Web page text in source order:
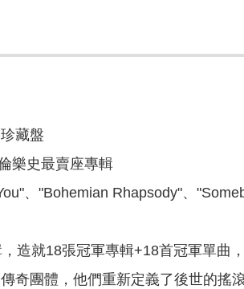
藏盤
樂史最賣座專輯
、"Bohemian Rhapsody"、
造就18張冠軍專輯+18首冠軍單曲
奇團體，他們重新定義了後世的搖